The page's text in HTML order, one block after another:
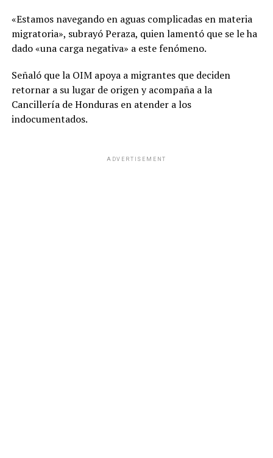
«Estamos navegando en aguas complicadas en materia
migratoria», subrayó Peraza, quien lamentó que se le ha
dado «una carga negativa» a este fenómeno.
Señaló que la OIM apoya a migrantes que deciden
retornar a su lugar de origen y acompaña a la
Cancillería de Honduras en atender a los
indocumentados.
ADVERTISEMENT